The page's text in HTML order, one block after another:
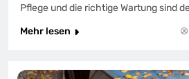
Pflege und die richtige Wartung sind
Mehr lesen